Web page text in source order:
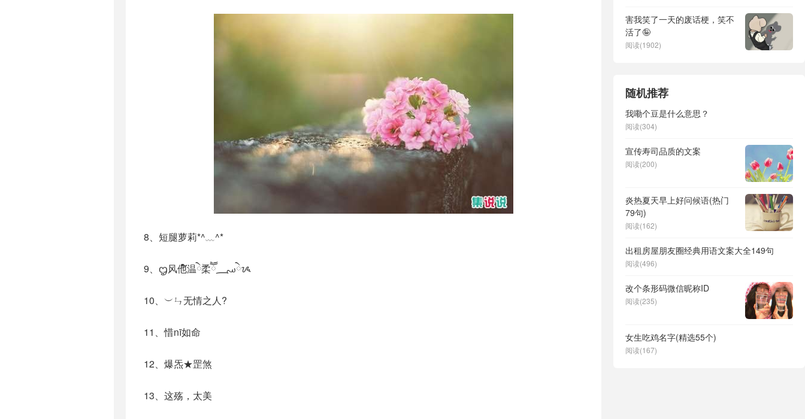
8、短腿萝莉*^﹏^*
9、ᦗ风他໌໌温ེۖ柔ཽ؄ེᝰ
10、︶ㄣ无情之人?
11、惜nī如命
12、爆炁★罡煞
13、这殇，太美
害我笑了一天的废话梗，笑不
活了🤪
阅读(1902)
随机推荐
我嘞个豆是什么意思？
阅读(304)
宣传寿司品质的文案
阅读(200)
炎热夏天早上好问候语(热门
79句)
阅读(162)
出租房屋朋友圈经典用语文案大全149句
阅读(496)
改个条形码微信昵称ID
阅读(235)
女生吃鸡名字(精选55个)
阅读(167)